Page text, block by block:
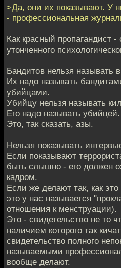
>Да, они их показывают. У
- профессиональная
Как красный пропагандист
утонченного
Бандитов нельзя называть
Их надо называть
убийцами.
Убийцу нельзя называть
Его надо называть убийцей.
Это, так сказать, азы.
Нельзя показывать
Если показывают
быть слышно - его должен
кадром.
Если же делают так, как
это у нас называется
отношения к менструации).
Это - свидетельство не то
наличием которого так
свидетельство полного
называемыми
вообще делают.